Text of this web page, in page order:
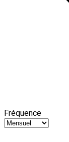
Fréquence